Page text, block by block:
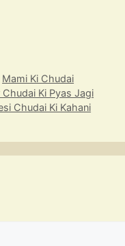
Mami Ki Chudai
Ki Pyas Jagi
Chudai Ki Kahani